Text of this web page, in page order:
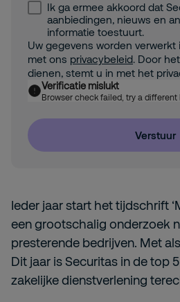
Ieder jaar start het tijdschrift
een grootschalig onderzoek
presterende bedrijven. Met
Dit jaar is Securitas in de top
zakelijke dienstverlening
Ik ga ermee akkoord dat
aanbiedingen, nieuws en
informatie toestuurt.
Uw gegevens worden
met ons privacybeleid. Door
dienen, stemt u in met het
Verificatie mislukt
Browser check failed, try a different
Verstuur